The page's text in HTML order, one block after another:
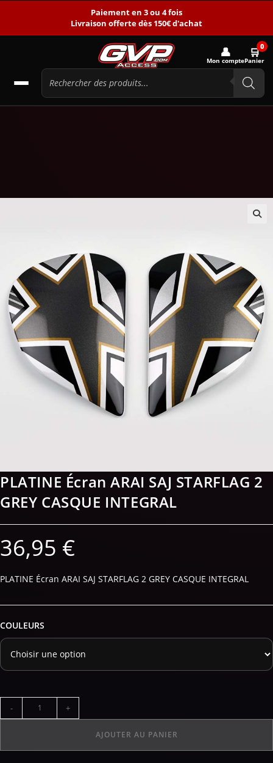
Paiement en 3 ou 4 fois
Livraison offerte dès 150€ d'achat
👤
Mon compte
🛒0
Panier
PLATINE Écran ARAI SAJ STARFLAG 2
GREY CASQUE INTEGRAL
36,95 €
PLATINE Écran ARAI SAJ STARFLAG 2 GREY CASQUE INTEGRAL
COULEURS
- +
AJOUTER AU PANIER